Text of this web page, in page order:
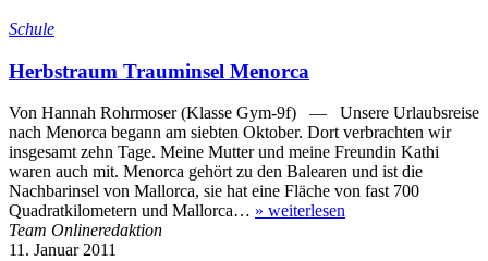
Schule
Herbstraum Trauminsel Menorca
Von Hannah Rohrmoser (Klasse Gym-9f) — Unsere Urlaubsreise
nach Menorca begann am siebten Oktober. Dort verbrachten wir
insgesamt zehn Tage. Meine Mutter und meine Freundin Kathi
waren auch mit. Menorca gehört zu den Balearen und ist die
Nachbarinsel von Mallorca, sie hat eine Fläche von fast 700
Quadratkilometern und Mallorca… » weiterlesen
Team Onlineredaktion
11. Januar 2011